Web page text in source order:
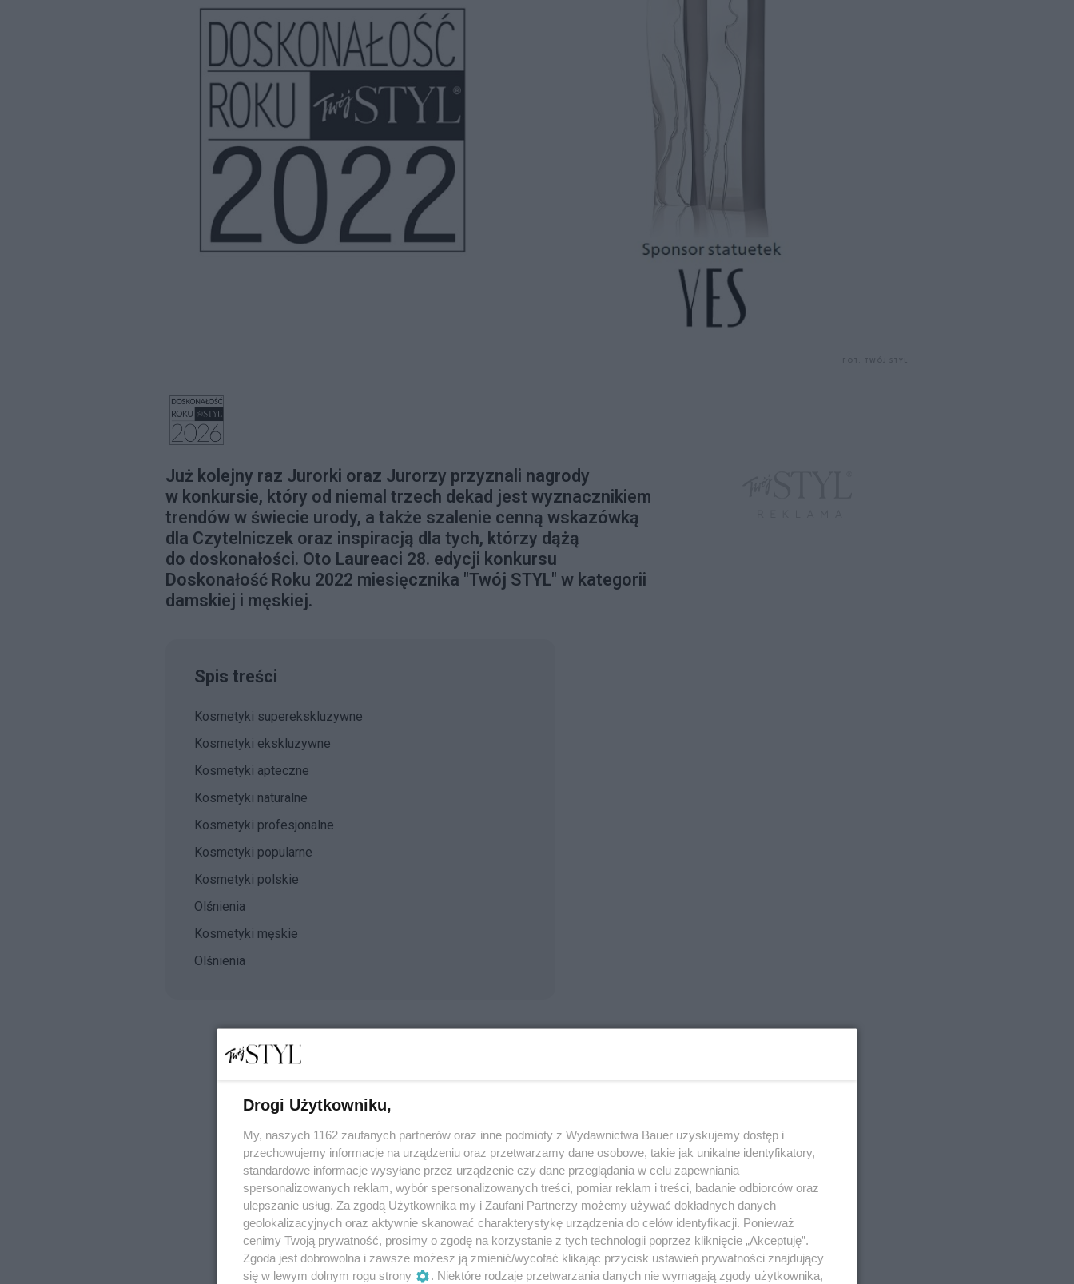
Już kolejny raz Jurorki oraz Jurorzy przyznali nagrody
w konkursie, który od niemal trzech dekad jest wyznacznikiem
trendów w świecie urody, a także szalenie cenną wskazówką
dla Czytelniczek oraz inspiracją dla tych, którzy dążą
do doskonałości. Oto Laureaci 28. edycji konkursu
Doskonałość Roku 2022 miesięcznika "Twój STYL" w kategorii
damskiej i męskiej.
Spis treści
Kosmetyki superekskluzywne
Kosmetyki ekskluzywne
Kosmetyki apteczne
Kosmetyki naturalne
Kosmetyki profesjonalne
Kosmetyki popularne
Kosmetyki polskie
Olśnienia
Kosmetyki męskie
Olśnienia
Drogi Użytkowniku,
My, naszych 1162 zaufanych partnerów oraz inne podmioty z Wydawnictwa Bauer uzyskujemy dostęp i
przechowujemy informacje na urządzeniu oraz przetwarzamy dane osobowe, takie jak unikalne identyfikatory,
standardowe informacje wysyłane przez urządzenie czy dane przeglądania w celu zapewniania
spersonalizowanych reklam, wybór spersonalizowanych treści, pomiar reklam i treści, badanie odbiorców oraz
ulepszanie usług. Za zgodą Użytkownika my i Zaufani Partnerzy możemy używać dokładnych danych
geolokalizacyjnych oraz aktywnie skanować charakterystykę urządzenia do celów identyfikacji. Ponieważ
cenimy Twoją prywatność, prosimy o zgodę na korzystanie z tych technologii poprzez kliknięcie „Akceptuję”.
Zgoda jest dobrowolna i zawsze możesz ją zmienić/wycofać klikając przycisk ustawień prywatności znajdujący
się w lewym dolnym rogu strony
. Niektóre rodzaje przetwarzania danych nie wymagają zgody użytkownika,